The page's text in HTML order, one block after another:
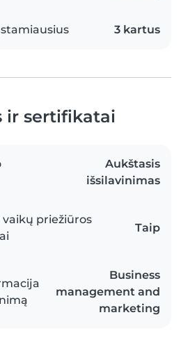
3 kartus
ir sertifikatai
Aukštasis
išsilavinimas
priežiūros
Taip
Business
management and
marketing